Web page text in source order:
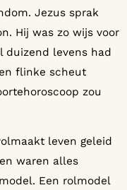
Jezus sprak
Hij was zo wijs voor
levens had
flinke scheut
zou
leven geleid
waren alles
Een rolmodel